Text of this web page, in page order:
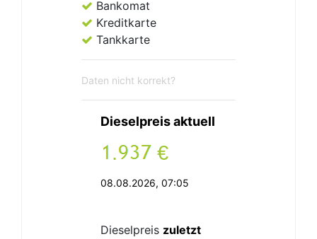
Bankomat
Kreditkarte
Tankkarte
Daten nicht korrekt?
Dieselpreis aktuell
. €
08.08.2026, 07:05
Dieselpreis zuletzt